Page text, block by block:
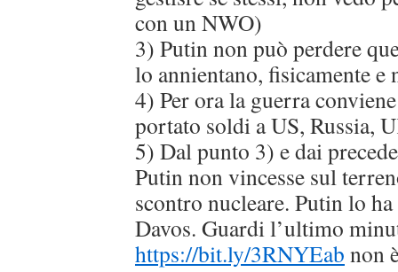
con un NWO)
3) Putin non può perdere
lo annientano, fisicamente e
4) Per ora la guerra
portato soldi a US, Russia,
5) Dal punto 3) e dai
Putin non vincesse sul
scontro nucleare. Putin lo
Davos. Guardi l’ultimo
https://bit.ly/3RNYEab non